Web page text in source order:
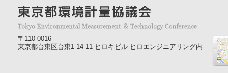
〒110-0016
東京都台東区台東1-14-11 ヒロキビル ヒロエンジニアリング内